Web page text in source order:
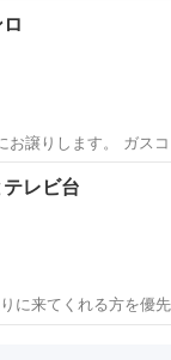
ガスコンロのサイズは
れる方に調味料ラッ
たら、いつでも取りに来
家電
テレビ台